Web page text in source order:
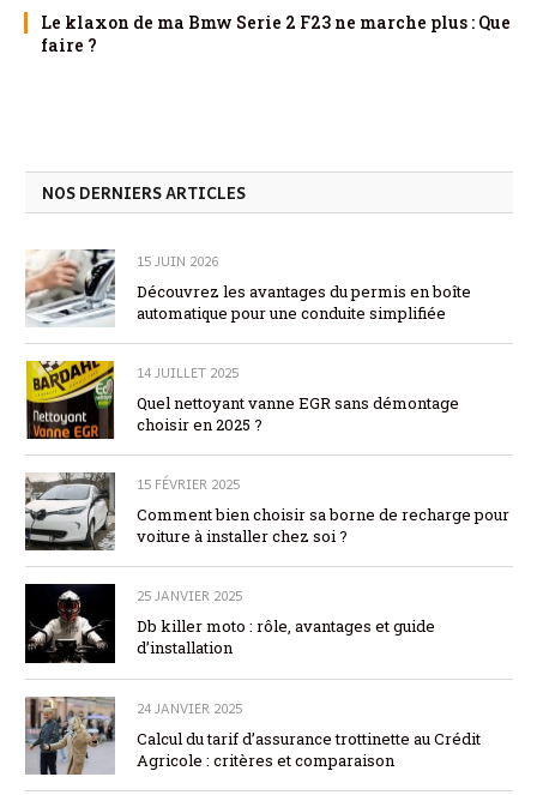
Le klaxon de ma Bmw Serie 2 F23 ne marche plus : Que
faire ?
NOS DERNIERS ARTICLES
15 JUIN 2026
Découvrez les avantages du permis en boîte
automatique pour une conduite simplifiée
14 JUILLET 2025
Quel nettoyant vanne EGR sans démontage
choisir en 2025 ?
15 FÉVRIER 2025
Comment bien choisir sa borne de recharge pour
voiture à installer chez soi ?
25 JANVIER 2025
Db killer moto : rôle, avantages et guide
d’installation
24 JANVIER 2025
Calcul du tarif d’assurance trottinette au Crédit
Agricole : critères et comparaison